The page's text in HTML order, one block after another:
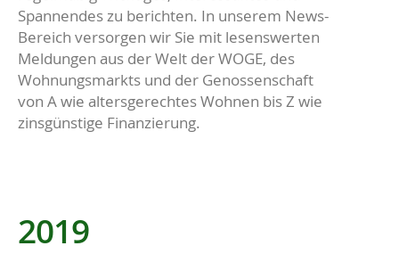
Spannendes zu berichten. In unserem News-
Bereich versorgen wir Sie mit lesenswerten
Meldungen aus der Welt der WOGE, des
Wohnungsmarkts und der Genossenschaft
von A wie altersgerechtes Wohnen bis Z wie
zinsgünstige Finanzierung.
2019